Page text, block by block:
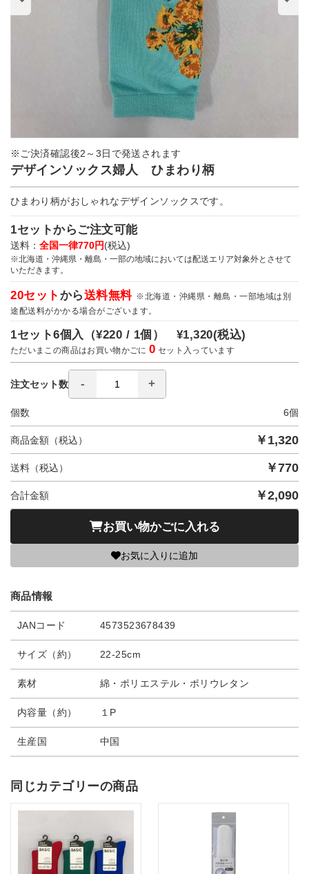
※ご決済確認後2～3日で発送されます
デザインソックス婦人 ひまわり柄
ひまわり柄がおしゃれなデザインソックスです。
1セットからご注文可能
送料： 全国一律770円(税込)
※北海道・沖縄県・離島・一部の地域においては配送エリア対象外とさせて
いただきます。
20セット から送料無料 ※北海道・沖縄県・離島・一部地域は別
途配送料がかかる場合がございます。
1セット6個入（¥220 / 1個） ¥1,320(税込)
ただいまこの商品はお買い物かごに0 セット入っています
注文セット数
個数 6個
商品金額（税込） ￥ 1,320
送料（税込） ￥770
合計金額 ￥2,090
お買い物かごに入れる
お気に入りに追加
商品情報
JANコード 4573523678439
サイズ（約） 22-25cm
素材 綿・ポリエステル・ポリウレタン
内容量（約） １P
生産国 中国
同じカテゴリーの商品